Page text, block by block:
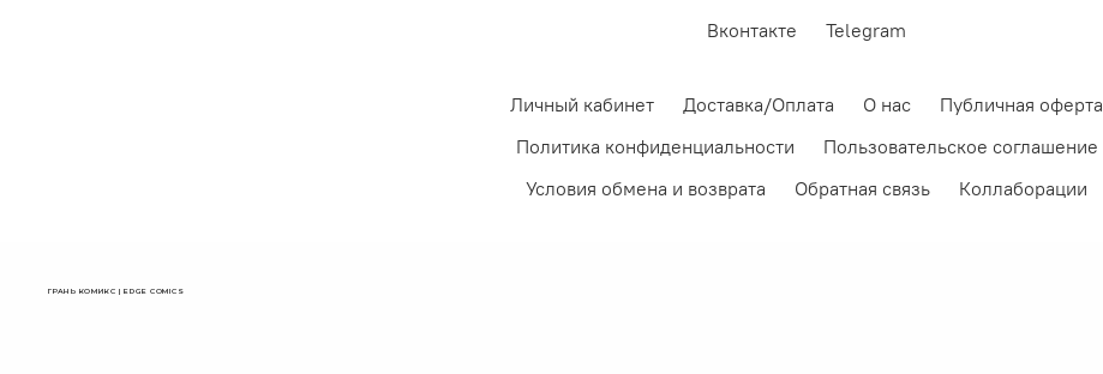
Вконтакте Telegram
Личный кабинет Доставка/Оплата О нас
Публичная оферта
Политика конфиденциальности
Пользовательское соглашение
Условия обмена и возврата
Обратная связь Коллаборации
ГРАНЬ КОМИКС | EDGE COMICS